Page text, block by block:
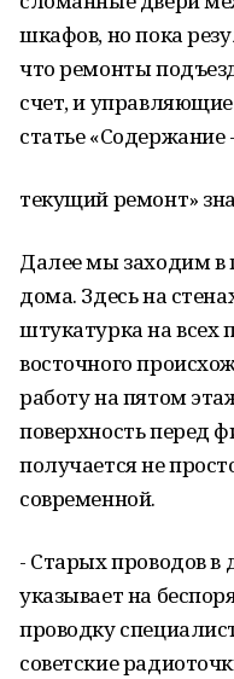
шкафов, но пока
что ремонты
счет, и
статье «Содержание -
текущий ремонт»
Далее мы заходим в
дома. Здесь на
штукатурка на всех
восточного
работу на пятом
поверхность перед
получается не
современной.
- Старых проводов в
указывает на
проводку
советские